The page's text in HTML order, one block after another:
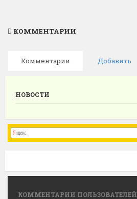
КОММЕНТАРИИ
Комментарии Добавить
НОВОСТИ
КОММЕНТАРИИ ПОЛЬЗОВАТЕЛЕЙ